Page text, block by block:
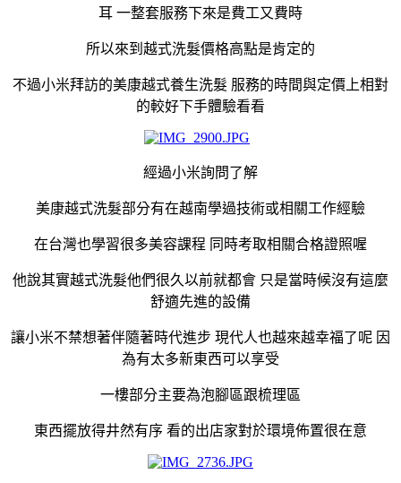
耳 一整套服務下來是費工又費時
所以來到越式洗髮價格高點是肯定的
不過小米拜訪的美康越式養生洗髮 服務的時間與定價上相對
的較好下手體驗看看
經過小米詢問了解
美康越式洗髮部分有在越南學過技術或相關工作經驗
在台灣也學習很多美容課程 同時考取相關合格證照喔
他說其實越式洗髮他們很久以前就都會 只是當時候沒有這麼
舒適先進的設備
讓小米不禁想著伴隨著時代進步 現代人也越來越幸福了呢 因
為有太多新東西可以享受
一樓部分主要為泡腳區跟梳理區
東西擺放得井然有序 看的出店家對於環境佈置很在意